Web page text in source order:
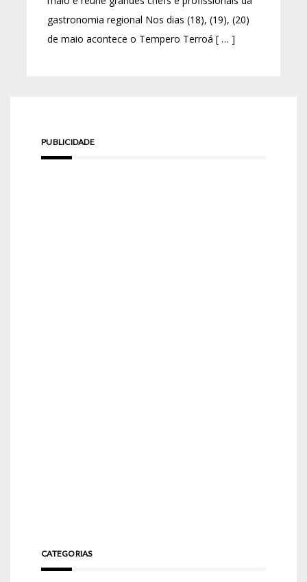
gastronomia regional Nos dias (18), (19), (20)
de maio acontece o Tempero Terroá [ … ]
PUBLICIDADE
CATEGORIAS